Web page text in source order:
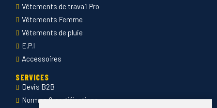
Vêtements de travail Pro
Vêtements Femme
Vêtements de pluie
E.P.I
Accessoires
SERVICES
Devis B2B
Normes & certifications